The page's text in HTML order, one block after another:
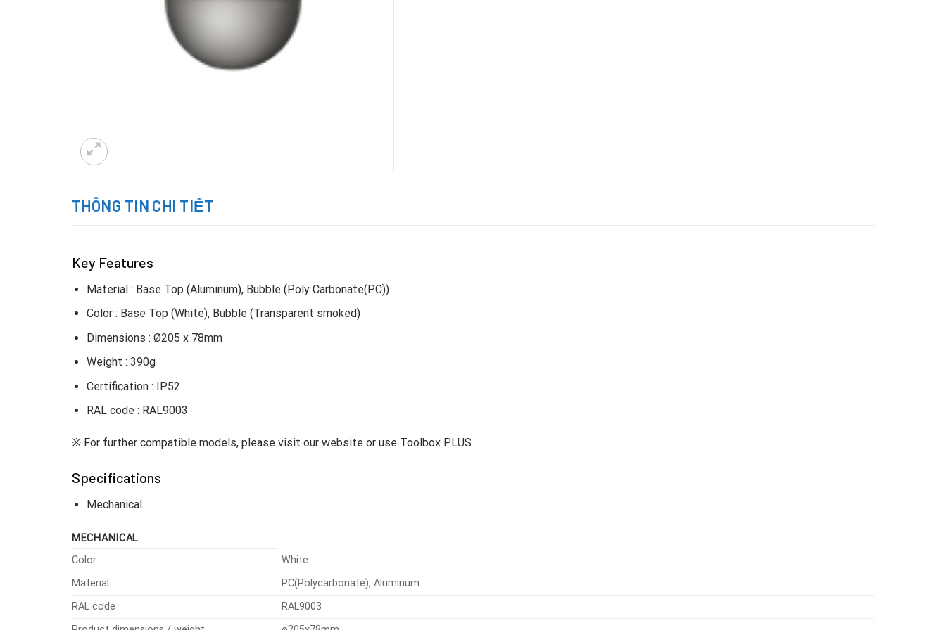
THÔNG TIN CHI TIẾT
Key Features
Material : Base Top (Aluminum), Bubble (Poly Carbonate(PC))
Color : Base Top (White), Bubble (Transparent smoked)
Dimensions : Ø205 x 78mm
Weight : 390g
Certification : IP52
RAL code : RAL9003
※ For further compatible models, please visit our website or use Toolbox PLUS
Specifications
Mechanical
MECHANICAL
Color
White
Material
PC(Polycarbonate), Aluminum
RAL code
RAL9003